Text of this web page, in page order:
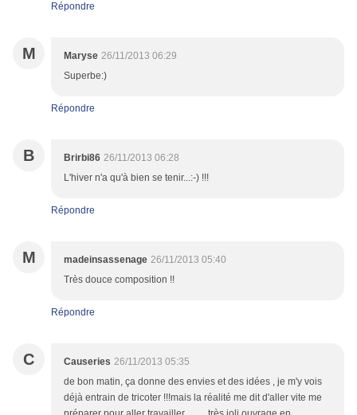
Répondre
M Maryse 26/11/2013 06:29
Superbe:)
Répondre
B Brirbi86 26/11/2013 06:28
L'hiver n'a qu'à bien se tenir...:-) !!!
Répondre
M madeinsassenage 26/11/2013 05:40
Très douce composition !!
Répondre
C Causeries 26/11/2013 05:35
de bon matin, ça donne des envies et des idées , je m'y vois
déjà entrain de tricoter !!!mais la réalité me dit d'aller vite me